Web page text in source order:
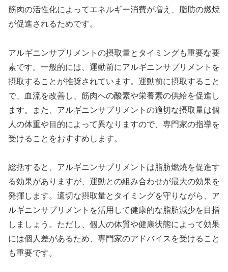
筋肉の活性化によってエネルギー消費が増え、脂肪の燃焼
が促進されるためです。
アルギニンサプリメントの摂取量とタイミングも重要な要
素です。一般的には、運動前にアルギニンサプリメントを
摂取することが推奨されています。運動前に摂取すること
で、血流を改善し、筋肉への酸素や栄養素の供給を促進し
ます。また、アルギニンサプリメントの適切な摂取量は個
人の体重や目的によって異なりますので、専門家の指導を
受けることをおすすめします。
総括すると、アルギニンサプリメントは脂肪燃焼を促進す
る効果がありますが、運動との組み合わせが最大の効果を
発揮します。適切な摂取量とタイミングを守りながら、ア
ルギニンサプリメントを活用して健康的な脂肪減少を目指
しましょう。ただし、個人の体質や健康状態によって効果
には個人差があるため、専門家のアドバイスを受けること
も重要です。